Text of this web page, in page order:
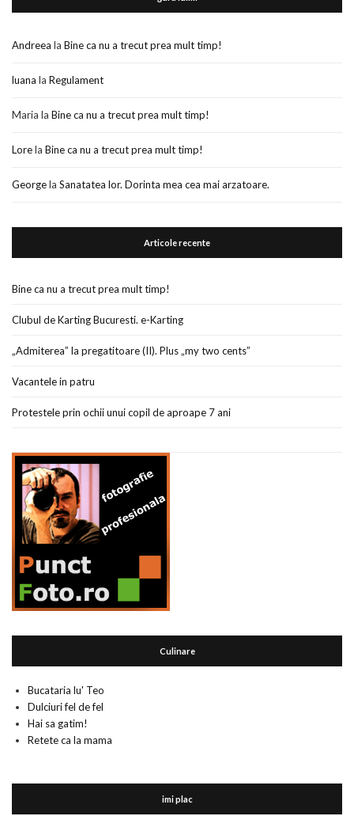
Andreea la Bine ca nu a trecut prea mult timp!
luana la Regulament
Maria la Bine ca nu a trecut prea mult timp!
Lorela Bine ca nu a trecut prea mult timp!
Georgela Sanatatea lor. Dorinta mea cea mai arzatoare.
Articole recente
Bine ca nu a trecut prea mult timp!
Clubul de Karting Bucuresti. e-Karting
„Admiterea” la pregatitoare (II). Plus „my two cents”
Vacantele in patru
Protestele prin ochii unui copil de aproape 7 ani
Culinare
Bucataria lu' Teo
Dulciuri fel de fel
Hai sa gatim!
Retete ca la mama
imi plac